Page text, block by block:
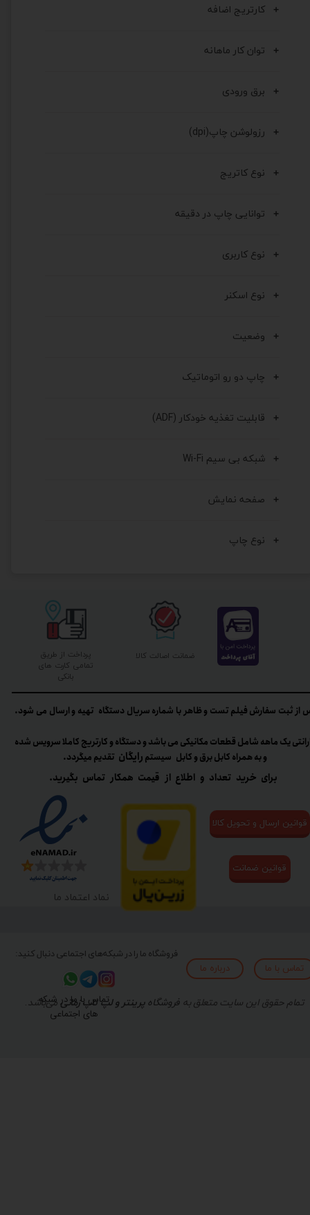
کارتریج اضافه
توان کار ماهانه
برق ورودی
رزولوشن چاپ(dpi)
نوع کاتریج
توانایی چاپ در دقیقه
نوع کاربری
نوع اسکنر
وضعیت
چاپ دو رو اتوماتیک
قابلیت تغذیه خودکار (ADF)
شبکه بی سیم Wi-Fi
صفحه نمایش
نوع چاپ
تمام حقوق این سایت متعلق به فروشگاهپرینتر و لپ تاپ زمانی می‌باشد.
پرداخت از طریق
تمامی کارت های
بانکی
ضمانت اصالت کالا
فروشگاه ما را در شبکه‌های اجتماعی دنبال کنید:
نماد اعتماد ما
تماس با ما درباره ما
برای خرید تعداد و اطلاع از قیمت همکار تماس بگیرید.
از ثبت سفارش فیلم تست و ظاهر با شماره سریال دستگاه تهیه و ارسال می شود.
تماس با ما در شبکه
های اجتماعی
یک ماهه شامل قطعات مکانیکی می باشد و دستگاه و کارتریج کاملا سرویس شده
و به همراه کابل برق و کابل سیستم رایگان تقدیم میگردد.​​​​​​​
قوانین ارسال و تحویل کالا
قوانین ضمانت